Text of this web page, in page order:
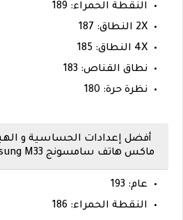
النقطة الحمراء: 189
2X النطاق: 187
4X النطاق: 185
نطاق القناص: 183
نظرة حرة: 180
أفضل إعدادات الحساسية و
ماكس هاتف سامسونج Samsung M33 :
عام: 193
النقطة الحمراء: 186